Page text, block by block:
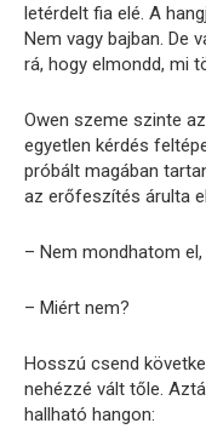
letérdelt fia elé. A
Nem vagy bajban. De
rá, hogy elmondd, mi
Owen szeme szinte
egyetlen kérdés
próbált magában
az erőfeszítés árulta
– Nem mondhatom el,
– Miért nem?
Hosszú csend
nehézzé vált tőle.
hallható hangon: